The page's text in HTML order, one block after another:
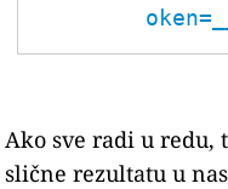
Ako sve radi u redu,
slične rezultatu u